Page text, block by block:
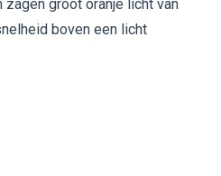
groot oranje licht van
boven een licht